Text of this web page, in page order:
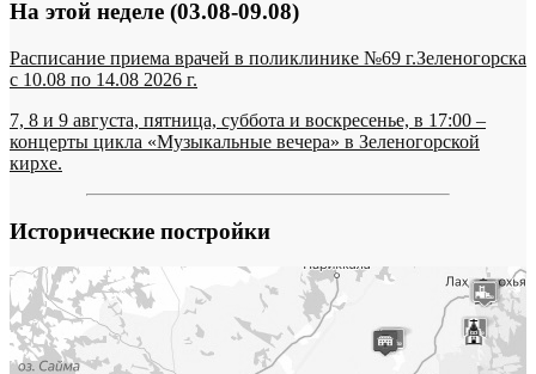
На этой неделе (03.08-09.08)
Расписание приема врачей в поликлинике №69 г.Зеленогорска
c 10.08 по 14.08 2026 г.
7, 8 и 9 августа, пятница, суббота и воскресенье, в 17:00 –
концерты цикла «Музыкальные вечера» в Зеленогорской
кирхе.
Исторические постройки